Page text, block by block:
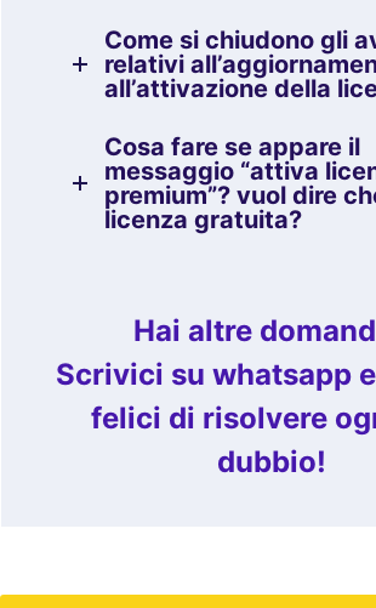
Come si chiudono gli
relativi
all’attivazione della
Cosa fare se appare il
messaggio “attiva
premium”? vuol dire
licenza gratuita?
Hai altre
Scrivici su whatsapp
felici di risolvere
dubbio!